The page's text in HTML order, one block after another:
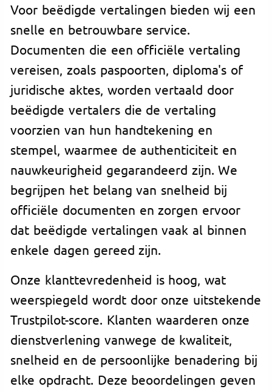
Voor beëdigde vertalingen bieden wij een
snelle en betrouwbare service.
Documenten die een officiële vertaling
vereisen, zoals paspoorten, diploma's of
juridische aktes, worden vertaald door
beëdigde vertalers die de vertaling
voorzien van hun handtekening en
stempel, waarmee de authenticiteit en
nauwkeurigheid gegarandeerd zijn. We
begrijpen het belang van snelheid bij
officiële documenten en zorgen ervoor
dat beëdigde vertalingen vaak al binnen
enkele dagen gereed zijn.
Onze klanttevredenheid is hoog, wat
weerspiegeld wordt door onze uitstekende
Trustpilot-score. Klanten waarderen onze
dienstverlening vanwege de kwaliteit,
snelheid en de persoonlijke benadering bij
elke opdracht. Deze beoordelingen geven